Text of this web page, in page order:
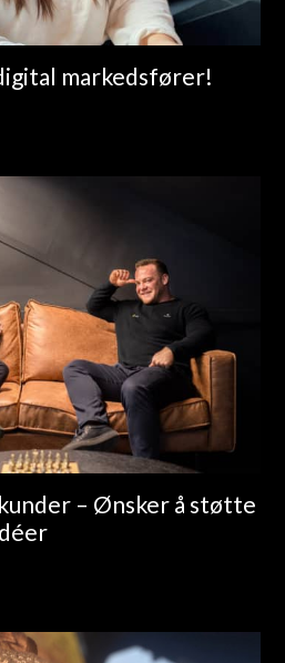
markedsfører!
– Ønsker å støtte